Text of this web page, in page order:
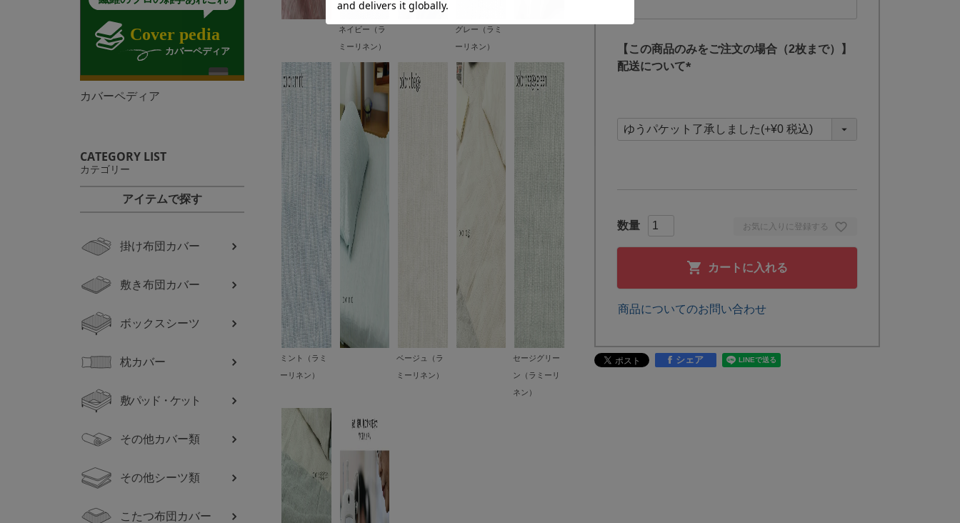
カバーペディア
CATEGORY LIST
カテゴリー
アイテムで探す
掛け布団カバー
敷き布団カバー
ボックスシーツ
枕カバー
敷パッド・ケット
その他カバー類
その他シーツ類
こたつ布団カバー
ネイビー（ラ
ミーリネン）
グレー（ラミ
ーリネン）
ミント（ラミ
ーリネン）
ベージュ（ラ
ミーリネン）
セージグリー
ン（ラミーリ
ネン）
お気に入りに登録する
カートに入れる
【この商品のみをご注文の場合（2枚まで）】
配送について
須
商品についてのお問い合わせ
シェア